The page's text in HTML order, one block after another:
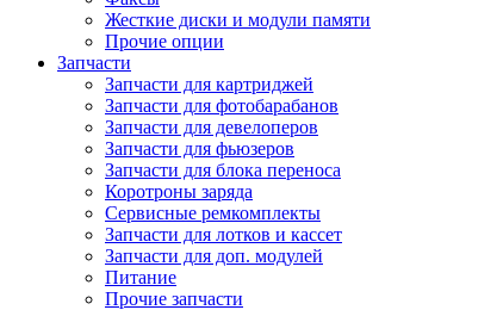
Жесткие диски и модули памяти
Прочие опции
Запчасти
Запчасти для картриджей
Запчасти для фотобарабанов
Запчасти для девелоперов
Запчасти для фьюзеров
Запчасти для блока переноса
Коротроны заряда
Сервисные ремкомплекты
Запчасти для лотков и кассет
Запчасти для доп. модулей
Питание
Прочие запчасти